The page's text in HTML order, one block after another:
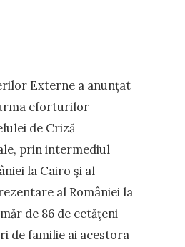
Externe a anunțat
eforturilor
de Criză
prin intermediul
la Cairo şi al
al României la
de 86 de cetăţeni
de familie ai acestora